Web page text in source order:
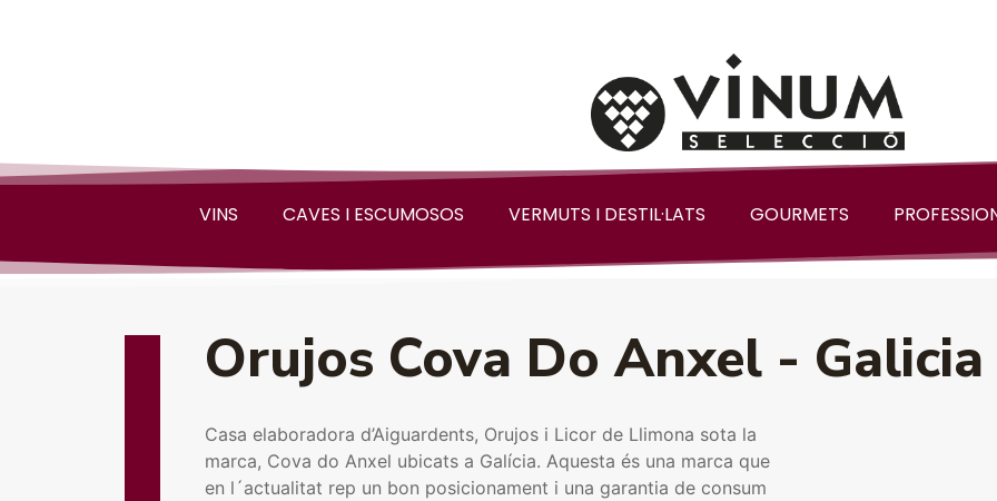
VINS CAVES I ESCUMOSOS VERMUTS I DESTIL·LATS GOURMETS
Orujos Cova Do Anxel - Galicia
Casa elaboradora d’Aiguardents, Orujos i Licor de Llimona sota la
marca, Cova do Anxel ubicats a Galícia. Aquesta és una marca que
en l´actualitat rep un bon posicionament i una garantia de consum